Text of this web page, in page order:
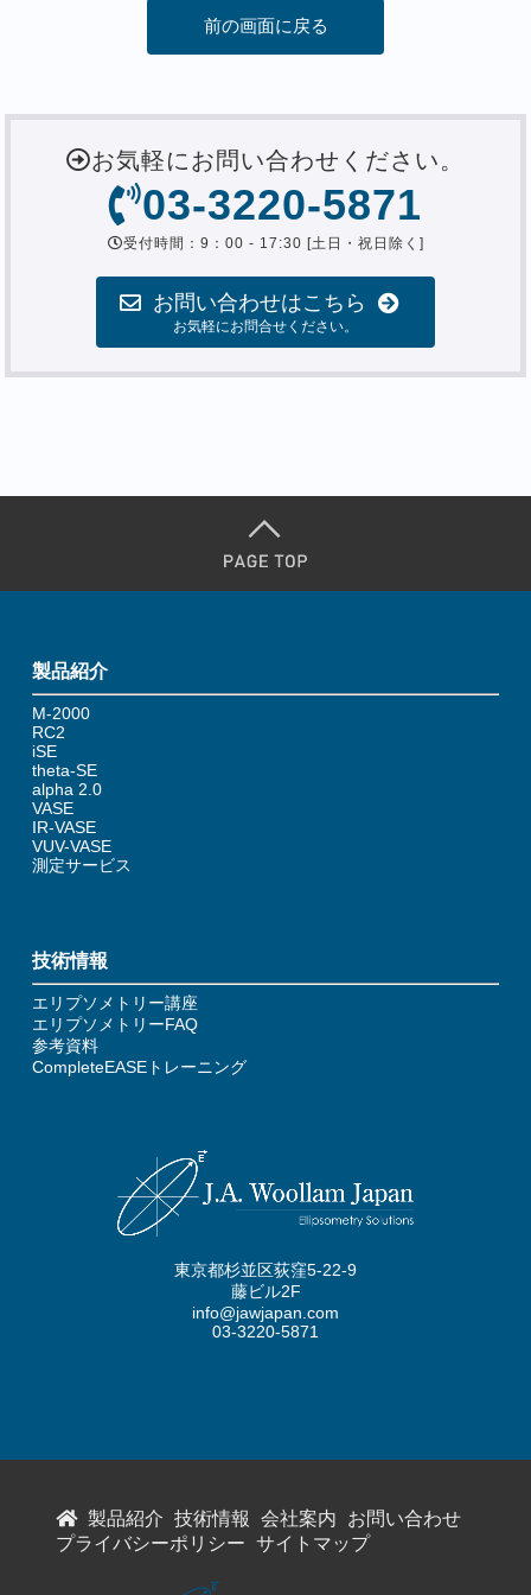
前の画面に戻る
お気軽にお問い合わせください。
03-3220-5871
受付時間：9：00 - 17:30 [土日・祝日除く]
お問い合わせはこちら
お気軽にお問合せください。
製品紹介
M-2000
RC2
iSE
theta-SE
alpha 2.0
VASE
IR-VASE
VUV-VASE
測定サービス
技術情報
エリプソメトリー講座
エリプソメトリーFAQ
参考資料
CompleteEASEトレーニング
東京都杉並区荻窪5-22-9
藤ビル2F
info@jawjapan.com
03-3220-5871
製品紹介 技術情報 会社案内
お問い合わせ
プライバシーポリシー
サイトマップ